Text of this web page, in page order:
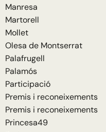
Manresa
Martorell
Mollet
Olesa de Montserrat
Palafrugell
Palamós
Participació
Premis i reconeixements
Premis i reconeixements
Princesa49